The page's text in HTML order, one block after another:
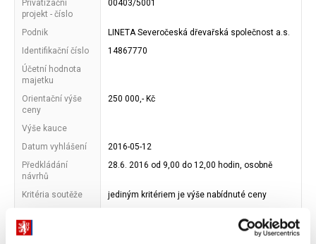
Privatizační
projekt - číslo
00403/5001
Podnik
LINETA Severočeská dřevařská společnost a.s.
Identifikační číslo
14867770
Účetní hodnota
majetku
Orientační výše
ceny
250 000,- Kč
Výše kauce
Datum vyhlášení
2016-05-12
Předkládání
návrhů
28.6. 2016 od 9,00 do 12,00 hodin, osobně
Kritéria soutěže jediným kritériem je výše nabídnuté ceny
Adresa
vyhlašovatele
Letenská 15, 118 10 Praha 1, IČ: 00006947